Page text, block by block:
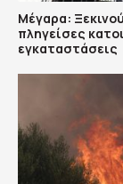
Μέγαρα:
πληγείσες
εγκαταστάσεις